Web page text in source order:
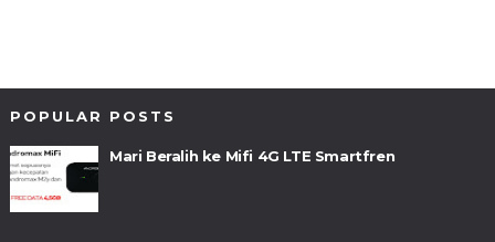
POPULAR POSTS
Mari Beralih ke Mifi 4G LTE Smartfren